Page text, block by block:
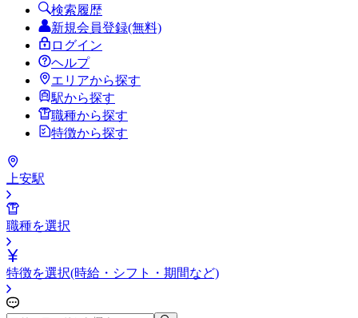
検索履歴
新規会員登録(無料)
ログイン
ヘルプ
エリアから探す
駅から探す
職種から探す
特徴から探す
上安駅
職種を選択
特徴を選択(時給・シフト・期間など)